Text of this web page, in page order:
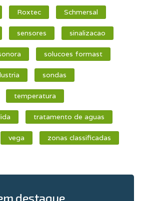
Roxtec Schmersal
sensores sinalizacao
solucoes formast
sondas
temperatura
tratamento de aguas
vega zonas classificadas
destaque